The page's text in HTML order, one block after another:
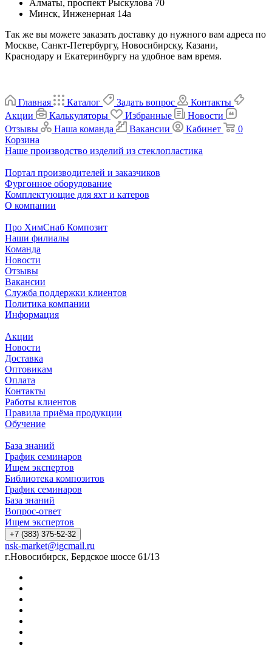
Алматы, проспект Рыскулова 70
Минск, Инженерная 14а
Так же вы можете заказать доставку до нужного вам адреса по
Москве, Санкт-Петербургу, Новосибирску, Казани,
Краснодару и Екатеринбургу на удобное вам время.
Главная Каталог Задать вопрос
Контакты
Акции
Калькуляторы Избранные
Новости
Отзывы
Наша команда Вакансии Кабинет
0
Корзина
Наше производство изделий из стеклопластика
Портал производителей и заказчиков
Фургонное оборудование
Комплектующие для яхт и катеров
О компании
Про ХимСнаб Композит
Наши филиалы
Команда
Новости
Отзывы
Вакансии
Служба поддержки клиентов
Политика компании
Информация
Акции
Новости
Доставка
Оптовикам
Оплата
Контакты
Работы клиентов
Правила приёма продукции
Обучение
База знаний
График семинаров
Ищем экспертов
Библиотека композитов
График семинаров
База знаний
Вопрос-ответ
Ищем экспертов
+7 (383) 375-52-32
nsk-market@igcmail.ru
г.Новосибирск, Бердское шоссе 61/13